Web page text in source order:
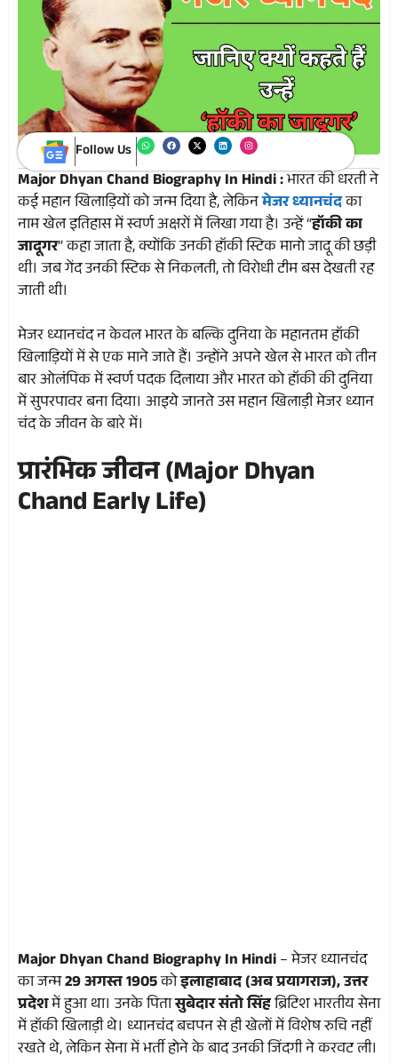
Follow Us
Major Dhyan Chand Biography In Hindi :भारत की धरती ने
कई महान खिलाड़ियों को जन्म दिया है, लेकिनमेजर ध्यानचंदका
नाम खेल इतिहास में स्वर्ण अक्षरों में लिखा गया है। उन्हें “हॉकी का
जादूगर” कहा जाता है, क्योंकि उनकी हॉकी स्टिक मानो जादू की छड़ी
थी। जब गेंद उनकी स्टिक से निकलती, तो विरोधी टीम बस देखती रह
जाती थी।
मेजर ध्यानचंद न केवल भारत के बल्कि दुनिया के महानतम हॉकी
खिलाड़ियों में से एक माने जाते हैं। उन्होंने अपने खेल से भारत को तीन
बार ओलंपिक में स्वर्ण पदक दिलाया और भारत को हॉकी की दुनिया
में सुपरपावर बना दिया। आइये जानते उस महान खिलाड़ी मेजर ध्यान
चंद के जीवन के बारे में।
प्रारंभिक जीवन (Major Dhyan
Chand Early Life)
Major Dhyan Chand Biography In Hindi– मेजर ध्यानचंद
का जन्म29 अगस्त 1905कोइलाहाबाद (अब प्रयागराज), उत्तर
प्रदेशमें हुआ था। उनके पितासुबेदार संतो सिंहब्रिटिश भारतीय सेना
में हॉकी खिलाड़ी थे। ध्यानचंद बचपन से ही खेलों में विशेष रुचि नहीं
रखते थे, लेकिन सेना में भर्ती होने के बाद उनकी जिंदगी ने करवट ली।